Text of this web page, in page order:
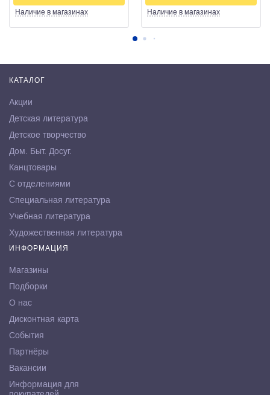
Наличие в магазинах Наличие в магазинах
КАТАЛОГ
Акции
Детская литература
Детское творчество
Дом. Быт. Досуг.
Канцтовары
С отделениями
Специальная литература
Учебная литература
Художественная литература
ИНФОРМАЦИЯ
Магазины
Подборки
О нас
Дисконтная карта
События
Партнёры
Вакансии
Информация для